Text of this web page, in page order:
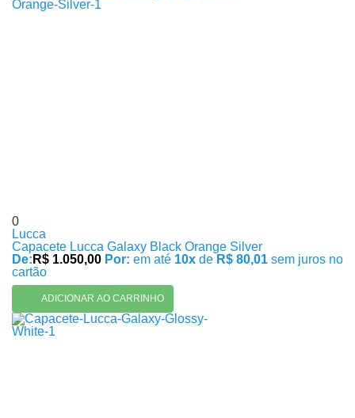
0
Lucca
Capacete Lucca Galaxy Black Orange Silver
De: R$ 1.050,00 Por: em até 10x de R$ 80,01 sem juros no
cartão
ADICIONAR AO CARRINHO